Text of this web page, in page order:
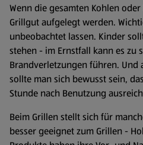
Wenn die gesamten Kohlen
Grillgut aufgelegt werden.
unbeobachtet lassen. Kinder
stehen - im Ernstfall kann es zu
Brandverletzungen führen. Und
sollte man sich bewusst sein,
Stunde nach Benutzung
Beim Grillen stellt sich für
besser geeignet zum Grillen -